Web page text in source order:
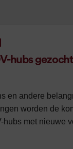
hubs gezocht
en andere
worden de
hubs met nieuwe